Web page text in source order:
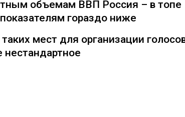
объемам ВВП Россия – в топе
гораздо ниже
мест для организации